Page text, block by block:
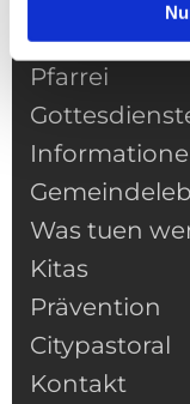
NAVIGATION
Pfarrei
Was tuen
Kitas
Prävention
Citypastoral
Kontakt